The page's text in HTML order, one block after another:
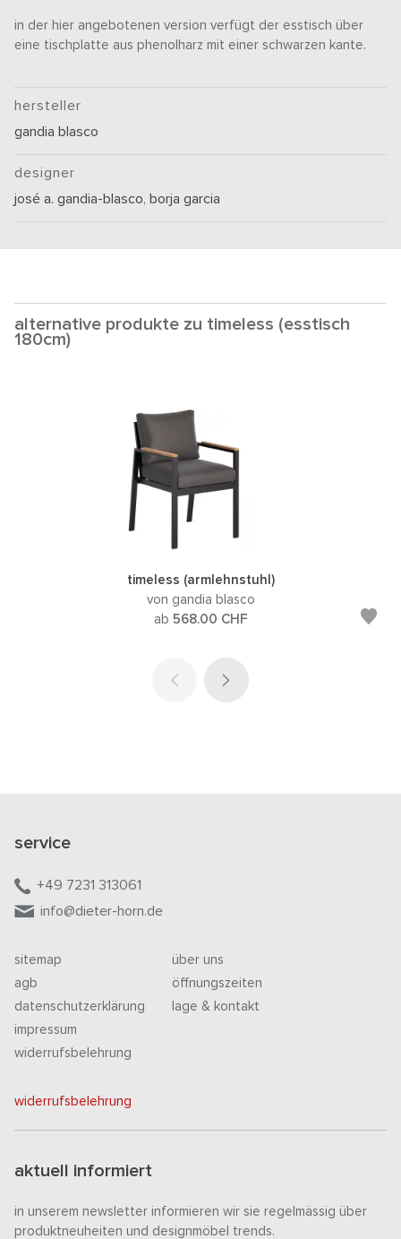
in der hier angebotenen version verfügt der esstisch über
eine tischplatte aus phenolharz mit einer schwarzen kante.
hersteller
gandia blasco
designer
josé a. gandia-blasco, borja garcia
alternative produkte zu timeless (esstisch
180cm)
timeless (armlehnstuhl)
von gandia blasco
ab 568.00 CHF
service
+49 7231 313061
info@dieter-horn.de
sitemap
agb
datenschutzerklärung
impressum
widerrufsbelehrung
über uns
öffnungszeiten
lage & kontakt
widerrufsbelehrung
aktuell informiert
in unserem newsletter informieren wir sie regelmässig über
produktneuheiten und designmöbel trends.